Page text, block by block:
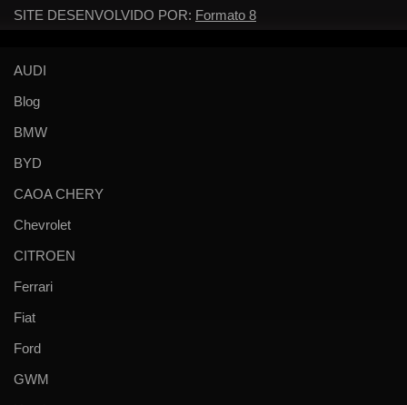
SITE DESENVOLVIDO POR: Formato 8
AUDI
Blog
BMW
BYD
CAOA CHERY
Chevrolet
CITROEN
Ferrari
Fiat
Ford
GWM